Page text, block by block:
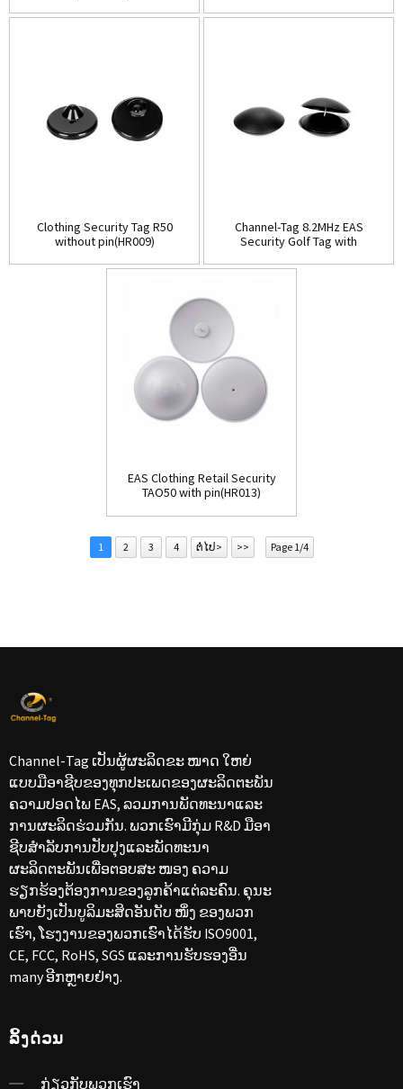
Clothing Security Tag R50
without pin(HR009)
Channel-Tag 8.2MHz EAS
Security Golf Tag with
EAS Clothing Retail Security
TAO50 with pin(HR013)
1 2 3 4 ຕໍ່ໄປ> >> Page 1/4
Channel-Tag ເປັນຜູ້ຜະລິດຂະ ໜາດ ໃຫຍ່
ແບບມືອາຊີບຂອງທຸກປະເພດຂອງຜະລິດຕະພັນ
ຄວາມປອດໄພ EAS, ລວມການພັດທະນາແລະ
ການຜະລິດຮ່ວມກັນ. ພວກເຮົາມີກຸ່ມ R&D ມືອາ
ຊີບສໍາລັບການປັບປຸງແລະພັດທະນາ
ຜະລິດຕະພັນເພື່ອຕອບສະ ໜອງ ຄວາມ
ຮຽກຮ້ອງຕ້ອງການຂອງລູກຄ້າແຕ່ລະຄົນ. ຄຸນະ
ພາບຍັງເປັນບູລິມະສິດອັນດັບ ໜຶ່ງ ຂອງພວກ
ເຮົາ, ໂຮງງານຂອງພວກເຮົາໄດ້ຮັບ ISO9001,
CE, FCC, RoHS, SGS ແລະການຮັບຮອງອື່ນ
many ອີກຫຼາຍຢ່າງ.
ລິ້ງດ່ວນ
ກ່ຽວ​ກັບ​ພວກ​ເຮົາ